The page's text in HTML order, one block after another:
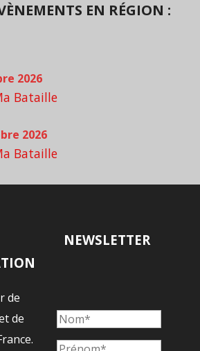
EN RÉGION :
2026
Bataille
2026
Bataille
de
de
NEWSLETTER